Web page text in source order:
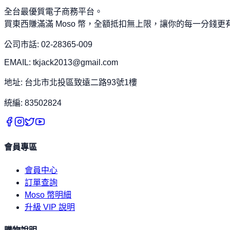
全台最優質電子商務平台。
買東西賺滿滿 Moso 幣，全額抵扣無上限，讓你的每一分錢更
公司市話: 02-28365-009
EMAIL: tkjack2013@gmail.com
地址: 台北市北投區致遠二路93號1樓
統編: 83502824
會員專區
會員中心
訂單查詢
Moso 幣明細
升級 VIP 說明